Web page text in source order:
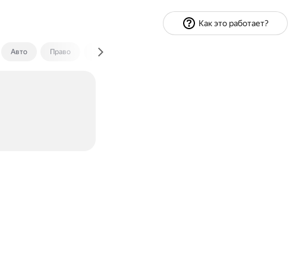
Авто Право Экономика и финансы
Как это работает?